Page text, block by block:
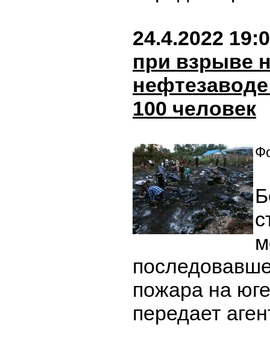
24.4.2022
при взрыве
100 человек
пожара на
передает